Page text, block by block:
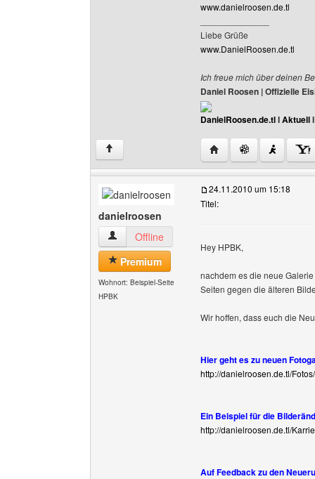
www.danielroosen.de.tl
Liebe Grüße
www.DanielRoosen.de.tl
Ich freue mich über deinen
Daniel Roosen | Offizielle
DanielRoosen.de.tlIAktuell
↑ Website dieses
danielroosen
danielroosen Benutzer-Profile anzeigen
Offline
Premium
Wohnort: Beispiel-Seite
HPBK
24.11.2010 um 15:18
Titel:
Hey HPBK,
nachdem es die neue
Seiten gegen die älteren
Wir hoffen, dass euch die
Hier geht es zu neuen
http://danielroosen.de.tl/
Ein Beispiel für die
http://danielroosen.de.tl/
Auf Feedback zu den